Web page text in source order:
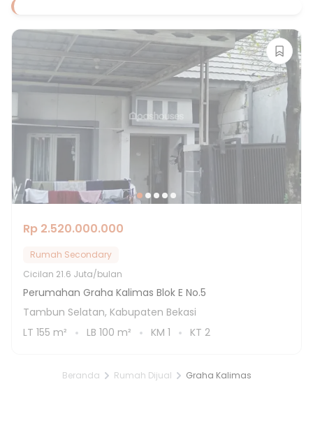
Rp 2.520.000.000
Rumah Secondary
Cicilan 21.6 Juta/bulan
Perumahan Graha Kalimas Blok E No.5
Tambun Selatan, Kabupaten Bekasi
LT 155 m² LB 100 m² KM 1 KT 2
Beranda Rumah Dijual Graha Kalimas